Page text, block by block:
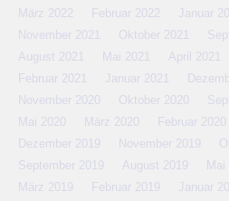
März 2022
Februar 2022 Januar
November 2021
Oktober 2021
August 2021
Mai 2021 April 2021
Februar 2021
Januar 2021
November 2020
Oktober 2020
Mai 2020
März 2020 Februar 2020
Dezember 2019
November 2019
September 2019
August 2019
März 2019
Februar 2019 Januar